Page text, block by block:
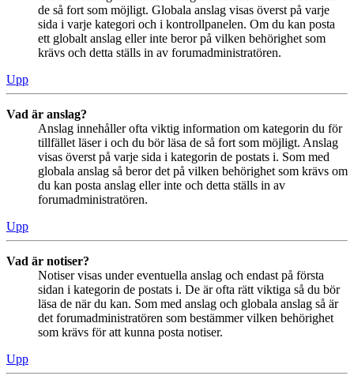
de så fort som möjligt. Globala anslag visas överst på varje
sida i varje kategori och i kontrollpanelen. Om du kan posta
ett globalt anslag eller inte beror på vilken behörighet som
krävs och detta ställs in av forumadministratören.
Upp
Vad är anslag?
Anslag innehåller ofta viktig information om kategorin du för
tillfället läser i och du bör läsa de så fort som möjligt. Anslag
visas överst på varje sida i kategorin de postats i. Som med
globala anslag så beror det på vilken behörighet som krävs om
du kan posta anslag eller inte och detta ställs in av
forumadministratören.
Upp
Vad är notiser?
Notiser visas under eventuella anslag och endast på första
sidan i kategorin de postats i. De är ofta rätt viktiga så du bör
läsa de när du kan. Som med anslag och globala anslag så är
det forumadministratören som bestämmer vilken behörighet
som krävs för att kunna posta notiser.
Upp